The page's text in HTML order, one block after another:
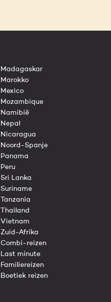
Madagaskar
Marokko
Mexico
Mozambique
Namibië
Nepal
Nicaragua
Noord-Spanje
Panama
Peru
Sri Lanka
Suriname
Tanzania
Thailand
Vietnam
Zuid-Afrika
Combi-reizen
Last minute
Familiereizen
Boetiek reizen